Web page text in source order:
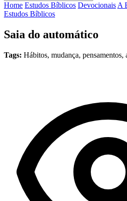
Home Estudos Bíblicos Devocionais A
Estudos Bíblicos
Saia do automático
Tags: Hábitos, mudança, pensamentos,